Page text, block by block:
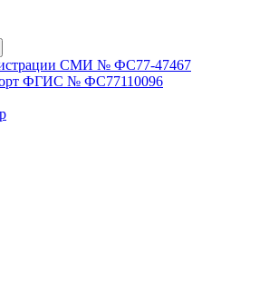
СМИ № ФС77-47467
ФГИС № ФС77110096